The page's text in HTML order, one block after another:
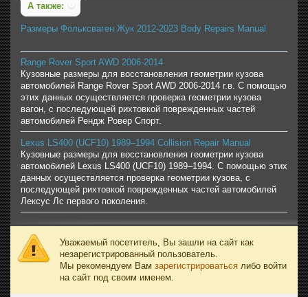
А также:
Размеры Фольксваген Жук 2012-2023 Body Repairs Manual
Range Rover Sport AWD 2006-2014
Кузовные размеры для восстановления геометрии кузова
автомобилей Range Rover Sport AWD 2006-2014 г.в. С помощью
этих данных осуществляется проверка геометрии кузова
вагон, с последующей рихтовкой поврежденных частей
автомобилей Рендж Ровер Спорт.
Lexus LS400 (UCF10) 1989–1994 Collision Repair Manual
Кузовные размеры для восстановления геометрии кузова
автомобилей Lexus LS400 (UCF10) 1989–1994. С помощью этих
данных осуществляется проверка геометрии кузова, с
последующей рихтовкой поврежденных частей автомобилей
Лексус Лс первого поколения.
Уважаемый посетитель, Вы зашли на сайт как
незарегистрированный пользователь.
Мы рекомендуем Вам зарегистрироваться либо войти
на сайт под своим именем.